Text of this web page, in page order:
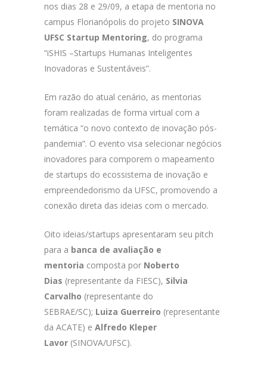
nos dias 28 e 29/09, a etapa de mentoria no
campus Florianópolis do projeto SINOVA
UFSC Startup Mentoring, do programa
“iSHIS –Startups Humanas Inteligentes
Inovadoras e Sustentáveis”.
Em razão do atual cenário, as mentorias
foram realizadas de forma virtual com a
temática “o novo contexto de inovação pós-
pandemia”. O evento visa selecionar negócios
inovadores para comporem o mapeamento
de startups do ecossistema de inovação e
empreendedorismo da UFSC, promovendo a
conexão direta das ideias com o mercado.
Oito ideias/startups apresentaram seu pitch
para a banca de avaliação e
mentoria composta por Noberto
Dias (representante da FIESC), Silvia
Carvalho (representante do
SEBRAE/SC); Luiza Guerreiro (representante
da ACATE) e Alfredo Kleper
Lavor (SINOVA/UFSC).